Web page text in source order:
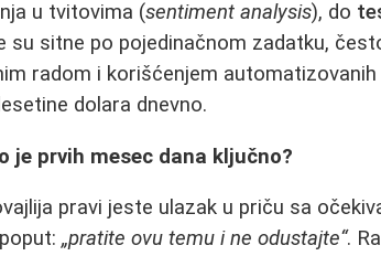
u tvitovima (sentiment analysis), do
su sitne po pojedinačnom zadatku,
radom i korišćenjem
dolara dnevno.
prvih mesec dana ključno?
pravi jeste ulazak u priču sa
„pratite ovu temu i ne odustajte“.